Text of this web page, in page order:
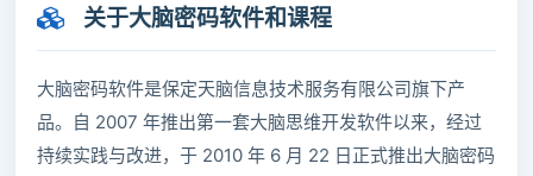
关于大脑密码软件和课程
大脑密码软件是保定天脑信息技术服务有限公司旗下产
品。自 2007 年推出第一套大脑思维开发软件以来，经过
持续实践与改进，于 2010 年 6 月 22 日正式推出大脑密码